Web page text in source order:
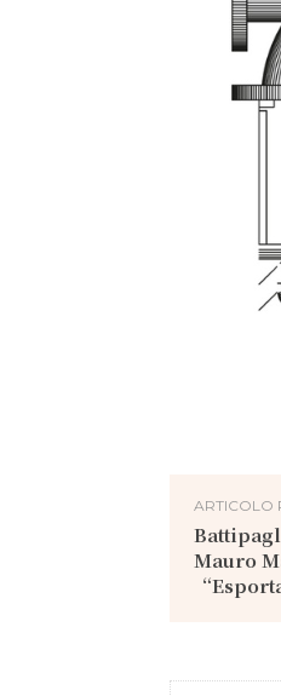
ARTICOLO
Mauro